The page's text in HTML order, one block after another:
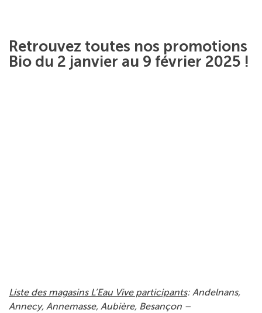
Retrouvez toutes nos promotions
Bio du 2 janvier au 9 février 2025 !
Liste des magasins L’Eau Vive participants: Andelnans,
Annecy, Annemasse, Aubière, Besançon –